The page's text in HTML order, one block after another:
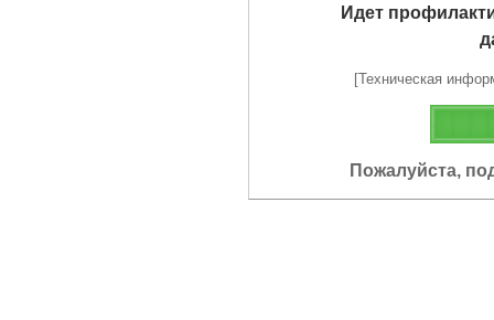
Идет
[Техническая
Пожалуйста,